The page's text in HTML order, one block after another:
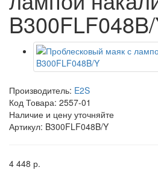
Производитель: E2S
Код Товара: 2557-01
Наличие и цену уточняйте
Артикул: B300FLF048B/Y
4 448 р.